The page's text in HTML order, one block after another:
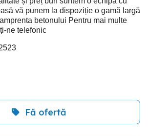
vă punem la dispoziție o gamă largă
betonului Pentru mai multe
ne telefonic
Fă ofertă